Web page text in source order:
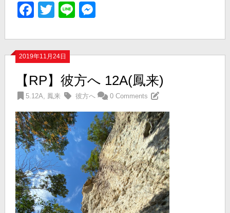
Facebook
Twitter
Line
2019年11月24日
【RP】彼方へ 12A(鳳来)
5.12A, 鳳来 彼方へ 0 Comments